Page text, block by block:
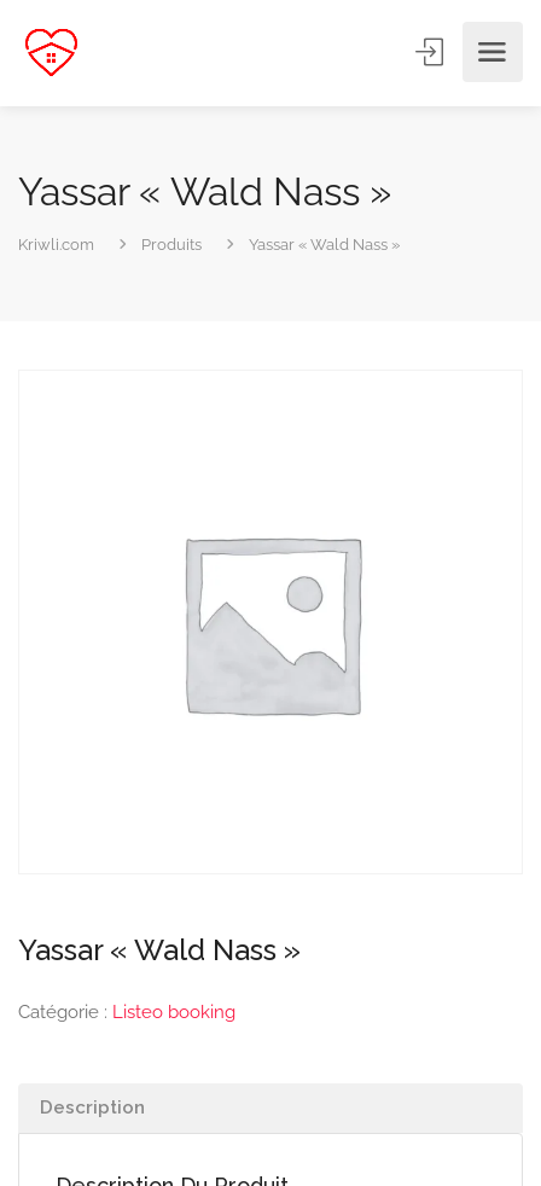
Yassar « Wald Nass »
Kriwli.com Produits Yassar « Wald Nass »
Yassar « Wald Nass »
Catégorie : Listeo booking
Description